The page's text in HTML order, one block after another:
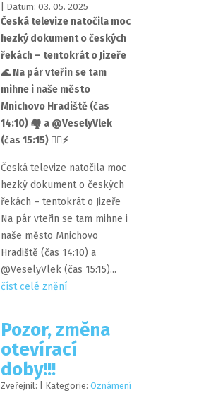
| Datum: 03. 05. 2025
Česká televize natočila moc
hezký dokument o českých
řekách – tentokrát o Jizeře
️‍🌊 Na pár vteřin se tam
mihne i naše město
Mnichovo Hradiště (čas
14:10) 🏘️ a @VeselyVlek
(čas 15:15) 🏄‍♂️⚡️
Česká televize natočila moc
hezký dokument o českých
řekách – tentokrát o Jizeře ️‍
Na pár vteřin se tam mihne i
naše město Mnichovo
Hradiště (čas 14:10) a
@VeselyVlek (čas 15:15)...
číst celé znění
Pozor, změna
otevírací
doby!!!
Zveřejnil: | Kategorie: Oznámení